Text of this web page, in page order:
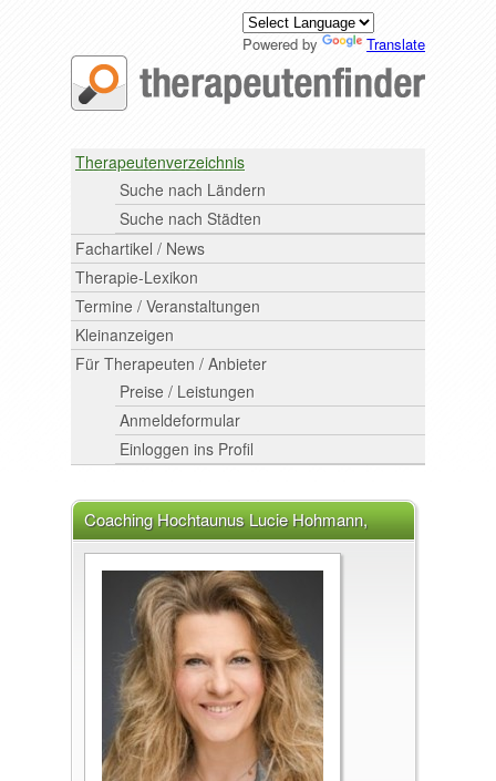
Powered by Translate
Therapeutenverzeichnis
Suche nach Ländern
Suche nach Städten
Fachartikel / News
Therapie-Lexikon
Termine / Veranstaltungen
Kleinanzeigen
Für Therapeuten / Anbieter
Preise / Leistungen
Anmeldeformular
Einloggen ins Profil
Coaching Hochtaunus Lucie Hohmann,
61449 Steinbach (Taunus)